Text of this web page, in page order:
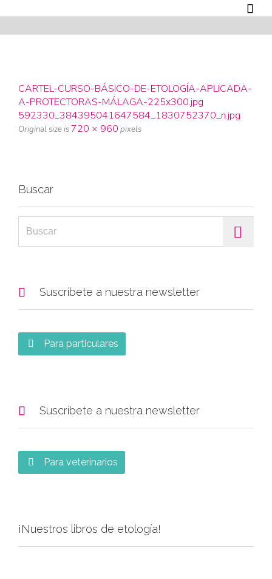

CARTEL-CURSO-BÁSICO-DE-ETOLOGÍA-APLICADA-
A-PROTECTORAS-MÁLAGA-225x300.jpg
592330_384395041647584_1830752370_n.jpg
Original size is720 × 960 pixels
Buscar
 Suscríbete a nuestra newsletter
 Para particulares
 Suscríbete a nuestra newsletter
 Para veterinarios
¡Nuestros libros de etología!